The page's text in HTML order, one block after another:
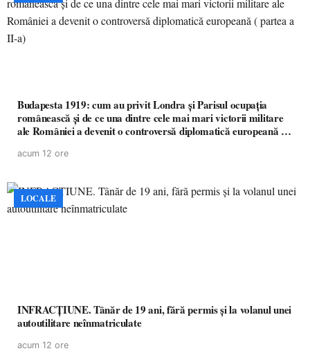
Budapesta 1919: cum au privit Londra și Parisul ocupația
românească și de ce una dintre cele mai mari victorii militare
ale României a devenit o controversă diplomatică europeană (
acum 12 ore
LOCALE
INFRACȚIUNE. Tânăr de 19 ani, fără permis și la volanul unei
autoutilitare neînmatriculate
acum 12 ore